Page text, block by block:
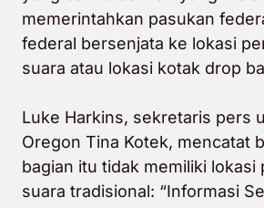
memerintahkan pasukan
federal bersenjata ke lokasi
suara atau lokasi kotak drop
Luke Harkins, sekretaris pers
Oregon Tina Kotek, mencatat
bagian itu tidak memiliki lokasi
suara tradisional: “Informasi